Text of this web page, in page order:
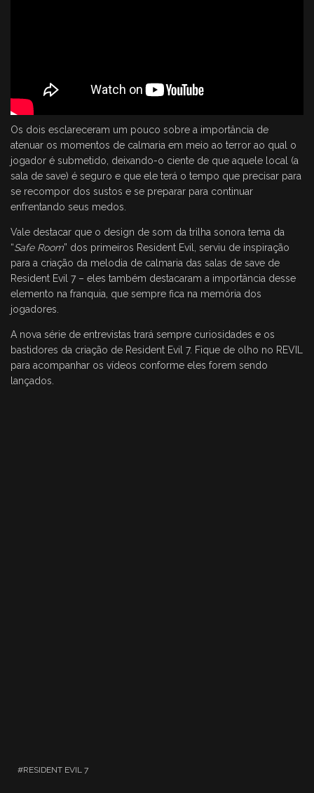
Os dois esclareceram um pouco sobre a importância de
atenuar os momentos de calmaria em meio ao terror ao qual o
jogador é submetido, deixando-o ciente de que aquele local (a
sala de save) é seguro e que ele terá o tempo que precisar para
se recompor dos sustos e se preparar para continuar
enfrentando seus medos.
Vale destacar que o design de som da trilha sonora tema da
“Safe Room” dos primeiros Resident Evil, serviu de inspiração
para a criação da melodia de calmaria das salas de save de
Resident Evil 7 – eles também destacaram a importância desse
elemento na franquia, que sempre fica na memória dos
jogadores.
A nova série de entrevistas trará sempre curiosidades e os
bastidores da criação de Resident Evil 7. Fique de olho no REVIL
para acompanhar os vídeos conforme eles forem sendo
lançados.
RESIDENT EVIL 7